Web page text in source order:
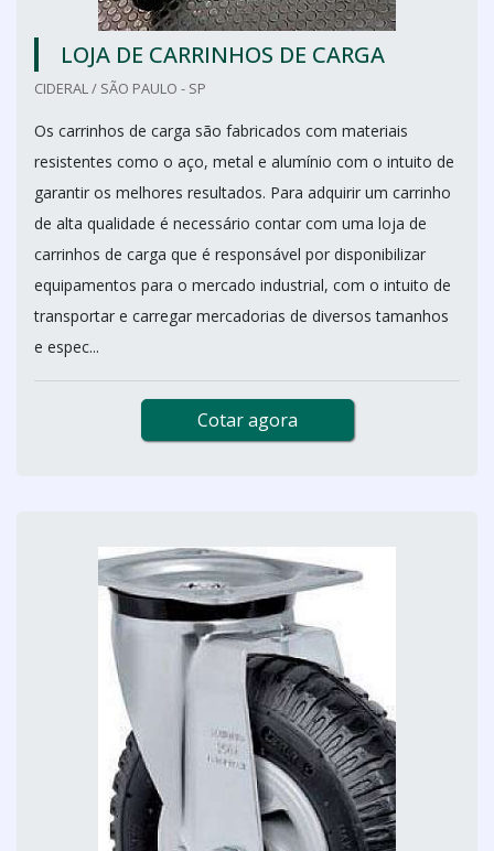
LOJA DE CARRINHOS DE CARGA
CIDERAL / SÃO PAULO - SP
Os carrinhos de carga são fabricados com materiais
resistentes como o aço, metal e alumínio com o intuito de
garantir os melhores resultados. Para adquirir um carrinho
de alta qualidade é necessário contar com uma loja de
carrinhos de carga que é responsável por disponibilizar
equipamentos para o mercado industrial, com o intuito de
transportar e carregar mercadorias de diversos tamanhos
e espec...
Cotar agora